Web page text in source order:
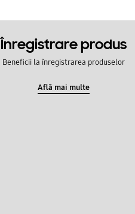
Înregistrare produs
Beneficii la înregistrarea produselor
Află mai multe